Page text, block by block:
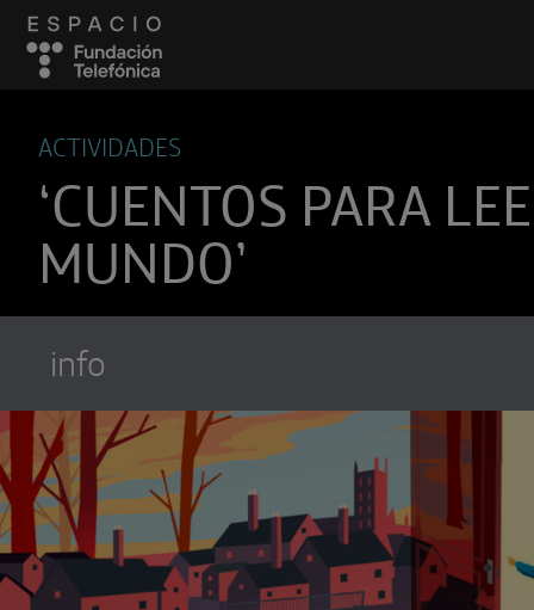
ACTIVIDADES
‘CUENTOS PARA
MUNDO’
info